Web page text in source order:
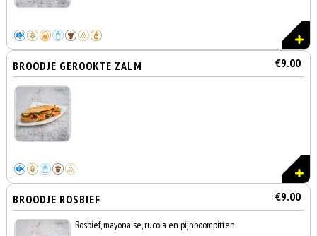
BROODJE GEROOKTE ZALM €9.00
BROODJE ROSBIEF €9.00
Rosbief, mayonaise, rucola en pijnboompitten